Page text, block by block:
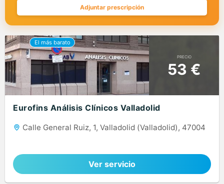
Adjuntar prescripción
PRECIO
53 €
Eurofins Análisis Clínicos Valladolid
Calle General Ruiz, 1, Valladolid (Valladolid), 47004
Ver servicio